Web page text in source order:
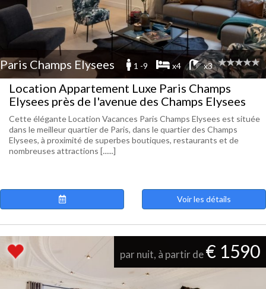
Paris Champs Elysees 1 -9 x4 x3
Location Appartement Luxe Paris Champs
Elysees près de l'avenue des Champs Elysees
Cette élégante Location Vacances Paris Champs Elysees est située
dans le meilleur quartier de Paris, dans le quartier des Champs
Elysees, à proximité de superbes boutiques, restaurants et de
nombreuses attractions [......]
Voir les détails
par nuit, à partir de€ 1590